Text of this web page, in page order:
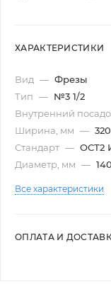
ХАРАКТЕРИСТИКИ
Вид — Фрезы
Тип — №3 1/2
Внутренний
Ширина, мм — 320
Стандарт — ОСТ2
Диаметр, мм — 140
Все характеристики
ОПЛАТА И